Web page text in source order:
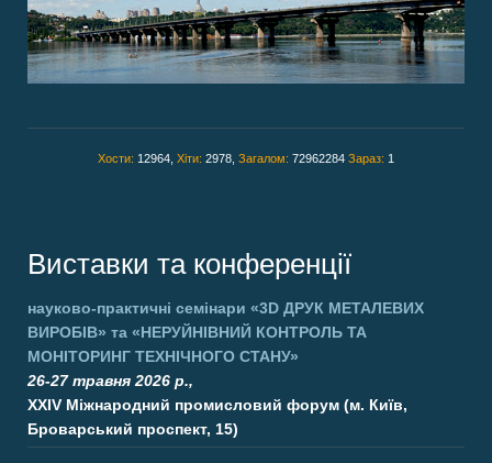
Хости: 12964, Хіти: 2978, Загалом: 72962284 Зараз: 1
Виставки та конференції
науково-практичні семінари «3D ДРУК МЕТАЛЕВИХ
ВИРОБІВ» та «НЕРУЙНІВНИЙ КОНТРОЛЬ ТА
МОНІТОРИНГ ТЕХНІЧНОГО СТАНУ»
26-27 травня 2026 р.,
XXIV Міжнародний промисловий форум (м. Київ,
Броварський проспект, 15)